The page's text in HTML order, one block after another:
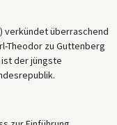
verkündet überraschend
Theodor zu Guttenberg
ist der jüngste